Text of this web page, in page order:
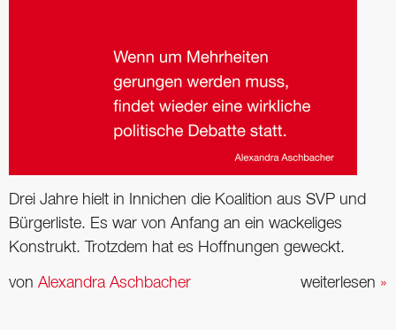
Drei Jahre hielt in Innichen die Koalition aus SVP und
Bürgerliste. Es war von Anfang an ein wackeliges
Konstrukt. Trotzdem hat es Hoffnungen geweckt.
weiterlesen »
von Alexandra Aschbacher